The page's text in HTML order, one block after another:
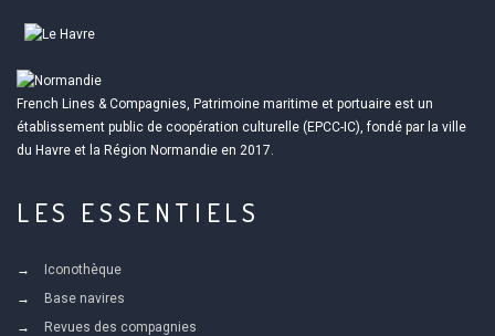
French Lines & Compagnies, Patrimoine maritime et portuaire est un
établissement public de coopération culturelle (EPCC-IC), fondé par la ville
du Havre et la Région Normandie en 2017.
LES ESSENTIELS
Iconothèque
Base navires
Revues des compagnies